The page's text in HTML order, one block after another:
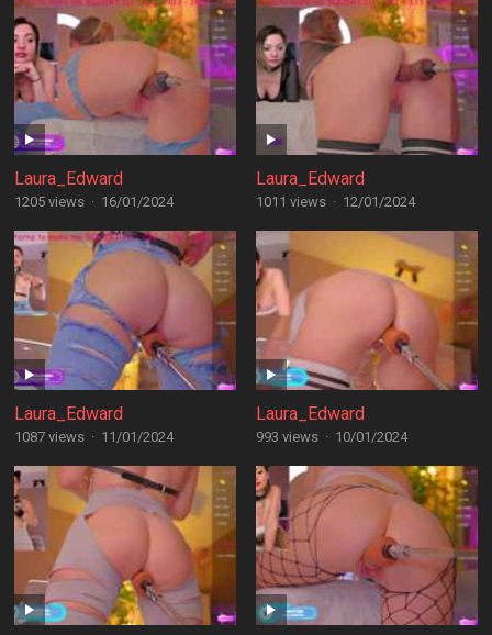
Laura_Edward
1205 views · 16/01/2024
Laura_Edward
1011 views · 12/01/2024
Laura_Edward
1087 views · 11/01/2024
Laura_Edward
993 views · 10/01/2024